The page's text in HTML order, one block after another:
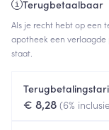
Terugbetaalbaar
Als je recht hebt op een
apotheek een verlaagde
staat.
€ 8,28 (6%